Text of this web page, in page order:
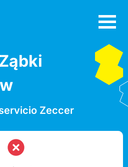
Zeccer